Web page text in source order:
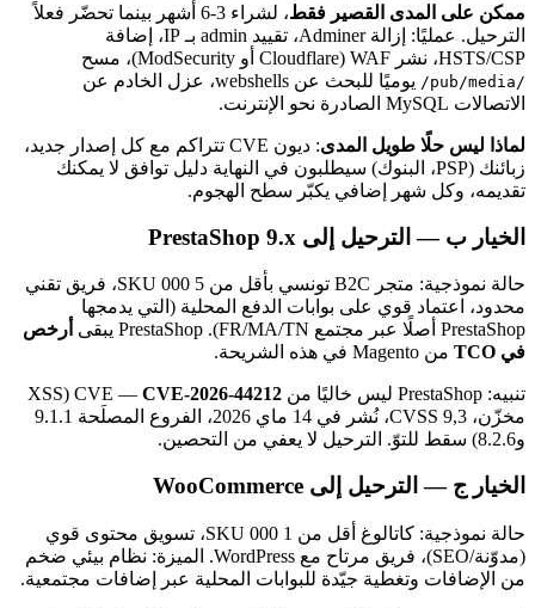
ممكن على المدى القصير فقط
، لشراء 3-6 أشهر بينما تحضّر فعلاً
الترحيل. عمليًا: إزالة Adminer، تقييد admin بـ IP، إضافة
HSTS/CSP، نشر WAF (Cloudflare أو ModSecurity)، مسح
يوميًا للبحث عن webshells، عزل الخادم عن
الاتصالات MySQL الصادرة نحو الإنترنت.
لماذا ليس حلًا طويل المدى
: ديون CVE تتراكم مع كل إصدار جديد،
زبائنك (PSP، البنوك) سيطلبون في النهاية دليل توافق لا يمكنك
تقديمه، وكل شهر إضافي يكبّر سطح الهجوم.
الخيار ب — الترحيل إلى PrestaShop 9.x
حالة نموذجية: متجر B2C تونسي بأقل من 5 000 SKU، فريق تقني
محدود، اعتماد قوي على بوابات الدفع المحلية (التي يدمجها
PrestaShop أصلًا عبر مجتمع FR/MA/TN). PrestaShop يبقى
أرخص
في TCO
من Magento في هذه الشريحة.
تنبيه: PrestaShop ليس خاليًا من CVE — CVE-2026-44212
(XSS
مخزّن، CVSS 9,3، نُشر في 14 ماي 2026، الفروع المصلَحة 9.1.1
الخيار ج — الترحيل إلى WooCommerce
حالة نموذجية: كاتالوغ أقل من 1 000 SKU، تسويق محتوى قوي
(مدوّنة/SEO)، فريق مرتاح مع WordPress. الميزة: نظام بيئي ضخم
من الإضافات وتغطية جيّدة للبوابات المحلية عبر إضافات مجتمعية.